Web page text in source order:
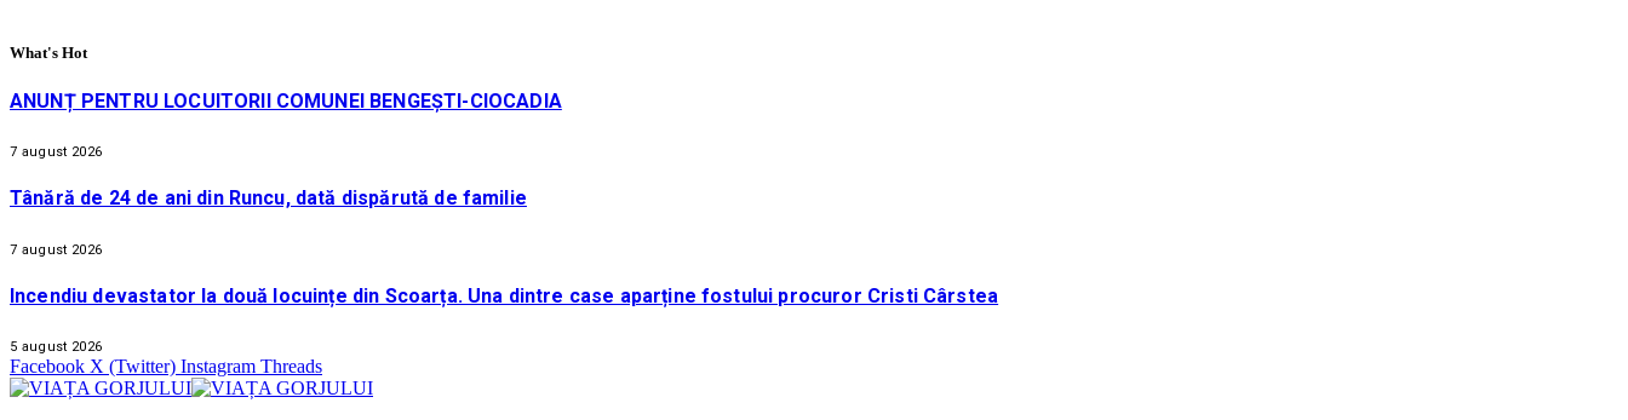
What's Hot
ANUNȚ PENTRU LOCUITORII COMUNEI BENGEȘTI-CIOCADIA
7 august 2026
Tânără de 24 de ani din Runcu, dată dispărută de familie
7 august 2026
Incendiu devastator la două locuințe din Scoarța. Una dintre case aparține fostului procuror Cristi Cârstea
5 august 2026
Facebook X (Twitter) Instagram Threads